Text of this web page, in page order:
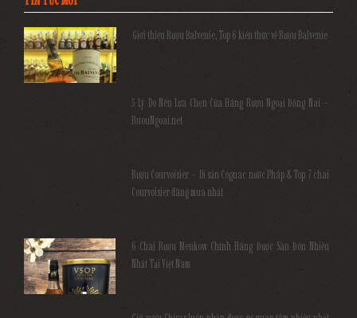
Giới thiệu Rượu Balvenie, Top 6 kiến thức về Rượu Balvenie
5 Lý Do Nên Lựa Chọn Cửa Hàng Rượu Ngoại Đồng Nai –
RuouNgoai.net
Rượu Courvoisier – Di sản Cognac nước Pháp & Top 7 chai
Courvoisier đáng mua nhất
6 Chai Rượu Meukow Chính Hãng Được Săn Đón Nhiều
Nhất Tại Việt Nam